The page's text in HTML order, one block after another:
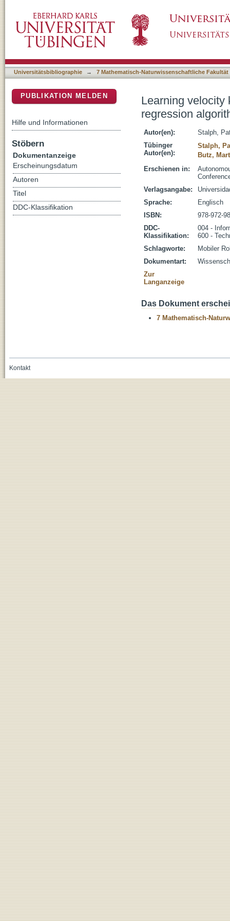
Universitätsbibliographie → 7 Mathematisch-Naturwissenschaftliche Fakultät
Learning velocity
regression
Autor(en):
Stalph,
Tübinger
Autor(en):
Stalph,
Butz,
Erschienen in:
Verlagsangabe:
Sprache:
Englisch
ISBN:
978-972-
DDC-
Klassifikation:
004 -
600 -
Schlagworte:
Mobiler
Dokumentart:
Zur
Langanzeige
Das Dokument
7 Mathematisch-
PUBLIKATION MELDEN
Hilfe und Informationen
Stöbern
Dokumentanzeige
Erscheinungsdatum
Autoren
Titel
DDC-Klassifikation
Kontakt